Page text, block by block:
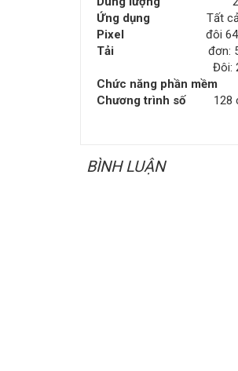
Ứng dụng Tất cả các
Pixel đôi 64K
Tải
đơn: 512 *
Đôi: 256 * 128
Chức năng phần mềm
Chương trình số
128
BÌNH LUẬN